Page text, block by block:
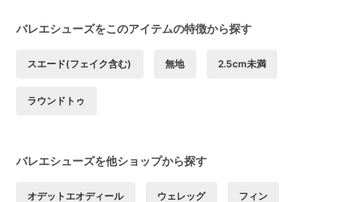
バレエシューズをこのアイテムの特徴から探す
スエード(フェイク含む) 無地 2.5cm未満
ラウンドトゥ
バレエシューズを他ショップから探す
オデットエオディール ウェレッグ フィン